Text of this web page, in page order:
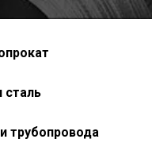
трубопровода